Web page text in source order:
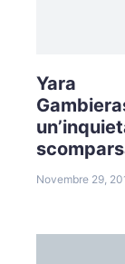
Yara
Novembre 29,